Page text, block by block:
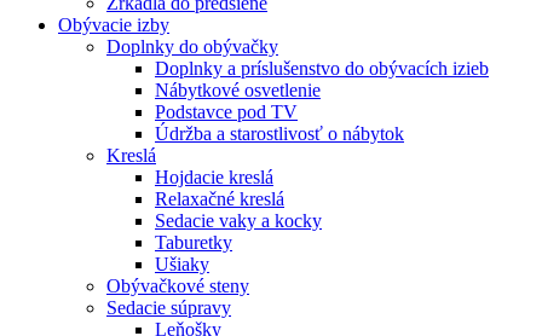
Obývacie izby
Doplnky do obývačky
Doplnky a príslušenstvo do obývacích izieb
Nábytkové osvetlenie
Podstavce pod TV
Údržba a starostlivosť o nábytok
Kreslá
Hojdacie kreslá
Relaxačné kreslá
Sedacie vaky a kocky
Taburetky
Ušiaky
Obývačkové steny
Sedacie súpravy
Leňošky